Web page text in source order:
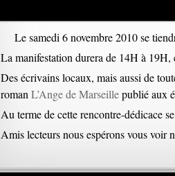
Le samedi 6 novembre 2010 se
La manifestation durera de 14H à 19H,
Des écrivains locaux, mais aussi de
roman L’Ange de Marseillepublié aux
Au terme de cette rencontre-dédicace
Amis lecteurs nous espérons vous voir